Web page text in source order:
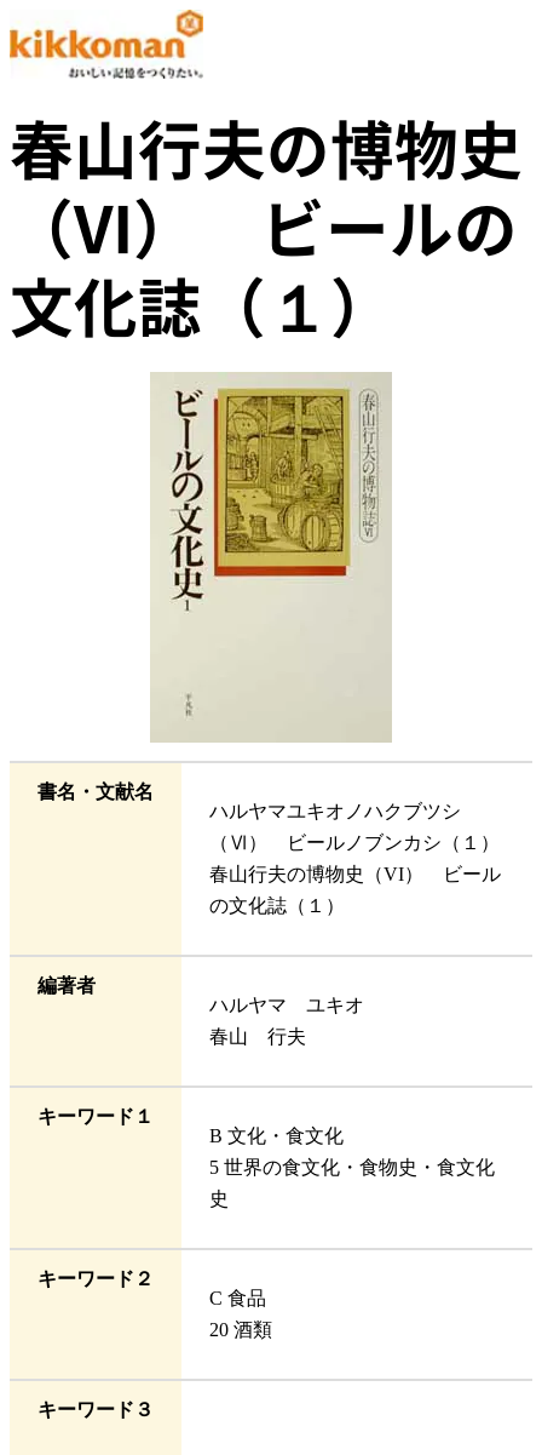
春山行夫の博物史
（VI） ビールの
文化誌（１）
書名・文献名
ハルヤマユキオノハクブツシ
（Ⅵ） ビールノブンカシ（１）
春山行夫の博物史（VI） ビール
の文化誌（１）
編著者
ハルヤマ ユキオ
春山 行夫
キーワード１
B 文化・食文化
5 世界の食文化・食物史・食文化
史
キーワード２
C 食品
20 酒類
キーワード３